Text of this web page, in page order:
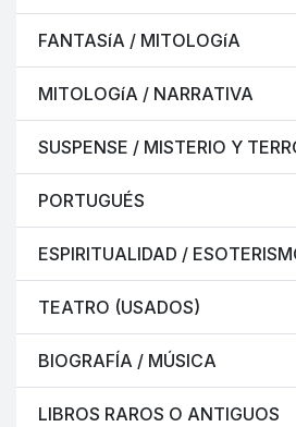
FANTASíA / MITOLOGíA
MITOLOGíA / NARRATIVA
SUSPENSE / MISTERIO Y
PORTUGUÉS
ESPIRITUALIDAD /
TEATRO (USADOS)
BIOGRAFÍA / MÚSICA
LIBROS RAROS O ANTIGUOS